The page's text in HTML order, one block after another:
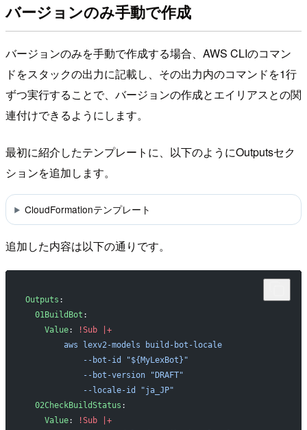
バージョンのみ手動で作成
バージョンのみを手動で作成する場合、AWS CLIのコマン
ドをスタックの出力に記載し、その出力内のコマンドを1行
ずつ実行することで、バージョンの作成とエイリアスとの関
連付けできるようにします。
最初に紹介したテンプレートに、以下のようにOutputsセク
ションを追加します。
CloudFormationテンプレート
追加した内容は以下の通りです。
Outputs :
  01BuildBot
:
    Value
: !Sub |+
        aws lexv2-models build-bot-locale
            --bot-id "${MyLexBot}"
            --bot-version "DRAFT"
            --locale-id "ja_JP"
  02CheckBuildStatus
:
    Value
: !Sub |+